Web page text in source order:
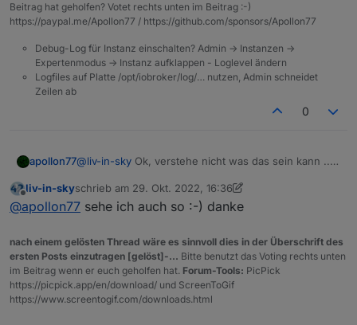
smartdevice gelöscht
nicht
dann instanz 0 gestoppt - debug eingeschalten
dann gestartet und dp war wieder da - und
kann ich immer noch schalten
alexa2.1 enabled
leider kann ich den 1er nicht mit schalten testen
- ist in anderem ort und hat auch keine smart-
devices
Beitrag hat geholfen? Votet rechts unten im Beitrag :-)
https://paypal.me/Apollon77 / https://github.com/sponsors/Apollon77
Debug-Log für Instanz einschalten? Admin -> Instanzen ->
Expertenmodus -> Instanz aufklappen - Loglevel ändern
Logfiles auf Platte /opt/iobroker/log/… nutzen, Admin schneidet
Zeilen ab
0
apollon77@liv-in-sky Ok, verstehe nicht was das sein kann ...
Offline
liv-in-skyschrieb am 29. Okt. 2022, 16:36
zuletzt editiert von liv-in-sky
@apollon77 sehe ich auch so :-) danke
nach einem gelösten Thread wäre es sinnvoll dies in der Überschrift des
ersten Posts einzutragen [gelöst]-... Bitte benutzt das Voting rechts unten
im Beitrag wenn er euch geholfen hat. Forum-Tools: PicPick
https://picpick.app/en/download/ und ScreenToGif
https://www.screentogif.com/downloads.html